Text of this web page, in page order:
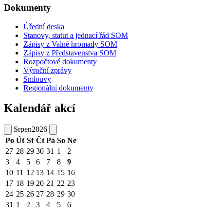
Dokumenty
Úřední deska
Stanovy, statut a jednací řád SOM
Zápisy z Valné hromady SOM
Zápisy z Představenstva SOM
Rozpočtové dokumenty
Výroční zprávy
Smlouvy
Regionální dokumenty
Kalendář akcí
Srpen2026
Po Út St Čt Pá So Ne
27 28 29 30 31 1
2
3
4 5 6 7 8
9
10 11 12 13 14 15 16
17 18 19 20 21 22 23
24 25 26 27 28 29 30
31 1 2 3 4 5 6